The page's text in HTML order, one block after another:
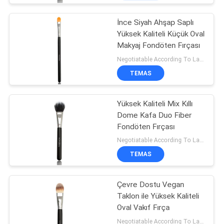
HARITASI
POLICY
İnce Siyah Ahşap Saplı
Yüksek Kaliteli Küçük Oval
Makyaj Fondöten Fırçası
TEMAS
Yüksek Kaliteli Mix Kıllı
Dome Kafa Duo Fiber
Fondöten Fırçası
Negotiatable According To Large Quantity MOQ:500 pieces
TEMAS
Çevre Dostu Vegan
Taklon ile Yüksek Kaliteli
Oval Vakıf Fırça
Negotiatable According To Large Quantity MOQ:500 adet